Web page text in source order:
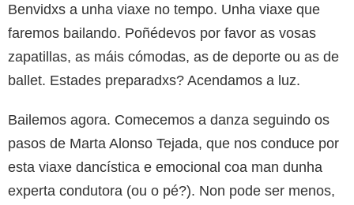
Benvidxs a unha viaxe no tempo. Unha viaxe que
faremos bailando. Poñédevos por favor as vosas
zapatillas, as máis cómodas, as de deporte ou as de
ballet. Estades preparadxs? Acendamos a luz.
Bailemos agora. Comecemos a danza seguindo os
pasos de Marta Alonso Tejada, que nos conduce por
esta viaxe dancística e emocional coa man dunha
experta condutora (ou o pé?). Non pode ser menos,